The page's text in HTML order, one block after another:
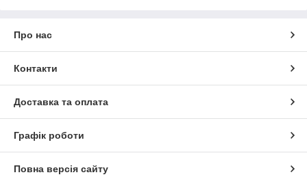
Про нас
Контакти
Доставка та оплата
Графік роботи
Повна версія сайту